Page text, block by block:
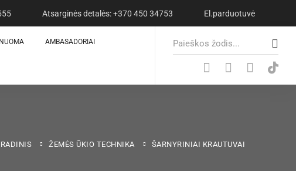
Atsarginės detalės: +370 450 34753 El.parduotuvė
NUOMA AMBASADORIAI
S
e
ŽEMĖS ŪKIO TECHNIKA ŠARNYRINIAI KRAUTUVAI